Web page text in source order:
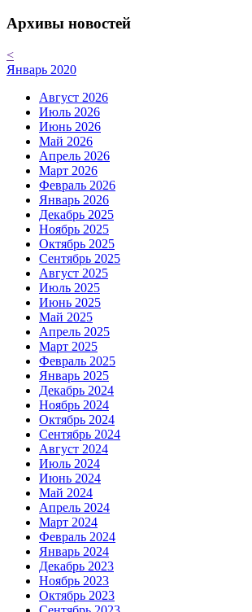
Архивы новостей
<
Январь 2020
Август 2026
Июль 2026
Июнь 2026
Май 2026
Апрель 2026
Март 2026
Февраль 2026
Январь 2026
Декабрь 2025
Ноябрь 2025
Октябрь 2025
Сентябрь 2025
Август 2025
Июль 2025
Июнь 2025
Май 2025
Апрель 2025
Март 2025
Февраль 2025
Январь 2025
Декабрь 2024
Ноябрь 2024
Октябрь 2024
Сентябрь 2024
Август 2024
Июль 2024
Июнь 2024
Май 2024
Апрель 2024
Март 2024
Февраль 2024
Январь 2024
Декабрь 2023
Ноябрь 2023
Октябрь 2023